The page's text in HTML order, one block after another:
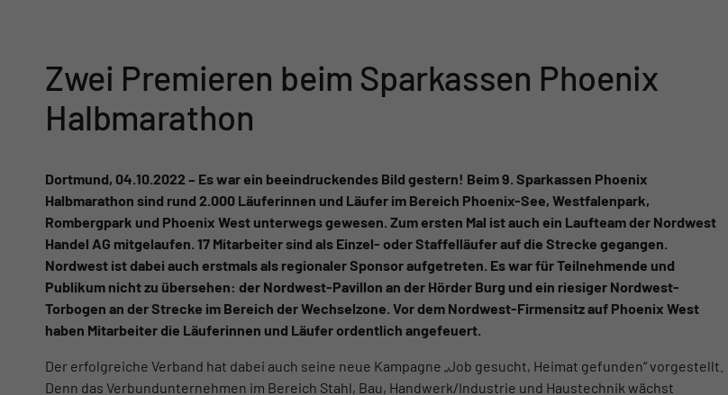
Zwei Premieren beim Sparkassen Phoenix
Halbmarathon
Dortmund, 04.10.2022 – Es war ein beeindruckendes Bild gestern! Beim 9. Sparkassen Phoenix
Halbmarathon sind rund 2.000 Läuferinnen und Läufer im Bereich Phoenix-See, Westfalenpark,
Rombergpark und Phoenix West unterwegs gewesen. Zum ersten Mal ist auch ein Laufteam der Nordwest
Handel AG mitgelaufen. 17 Mitarbeiter sind als Einzel- oder Staffelläufer auf die Strecke gegangen.
Nordwest ist dabei auch erstmals als regionaler Sponsor aufgetreten. Es war für Teilnehmende und
Publikum nicht zu übersehen: der Nordwest-Pavillon an der Hörder Burg und ein riesiger Nordwest-
Torbogen an der Strecke im Bereich der Wechselzone. Vor dem Nordwest-Firmensitz auf Phoenix West
haben Mitarbeiter die Läuferinnen und Läufer ordentlich angefeuert.
Der erfolgreiche Verband hat dabei auch seine neue Kampagne „Job gesucht, Heimat gefunden“ vorgestellt.
Denn das Verbundunternehmen im Bereich Stahl, Bau, Handwerk/Industrie und Haustechnik wächst